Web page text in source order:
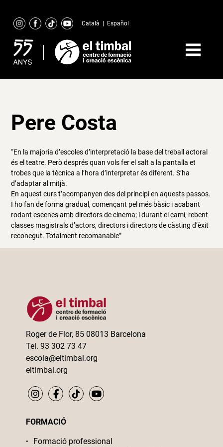
content
Català Español
Pere Costa
“En la majoria d’escoles d’interpretació la base del treball actoral
és el teatre. Però després quan vols fer el salt a la pantalla et
trobes que la tècnica a l’hora d’interpretar és diferent. S’ha
d’adaptar al mitjà.
En aquest curs t’acompanyen des del principi en aquests passos.
I ho fan de forma gradual, començant pel més bàsic i acabant
rodant escenes amb directors de cinema; i durant el camí, rebent
classes magistrals d’actors, directors i directors de càsting d’èxit
reconegut. Totalment recomanable”
Roger de Flor, 85 08013 Barcelona
Tel. 93 302 73 47
escola@eltimbal.org
eltimbal.org
FORMACIÓ
Formació professional